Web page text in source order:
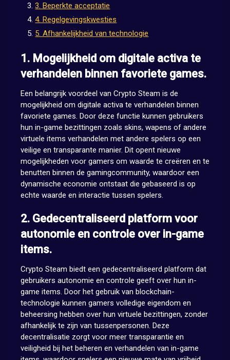
3. Beperkte acceptatie
4. Regelgevingskwesties
5. Afhankelijkheid van technologie
1. Mogelijkheid om digitale activa te
verhandelen binnen favoriete games.
Een belangrijk voordeel van Crypto Steam is de
mogelijkheid om digitale activa te verhandelen binnen
favoriete games. Door deze functie kunnen gebruikers
hun in-game bezittingen zoals skins, wapens of andere
virtuele items verhandelen met andere spelers op een
veilige en transparante manier. Dit opent nieuwe
mogelijkheden voor gamers om waarde te creëren en te
benutten binnen de gamingcommunity, waardoor een
dynamische economie ontstaat die gebaseerd is op
echte waarde en interactie tussen spelers.
2. Gedecentraliseerd platform voor
autonomie en controle over in-game
items.
Crypto Steam biedt een gedecentraliseerd platform dat
gebruikers autonomie en controle geeft over hun in-
game items. Door het gebruik van blockchain-
technologie kunnen gamers volledige eigendom en
beheersing hebben over hun virtuele bezittingen, zonder
afhankelijk te zijn van tussenpersonen. Deze
decentralisatie zorgt voor meer transparantie en
veiligheid bij het beheren en verhandelen van in-game